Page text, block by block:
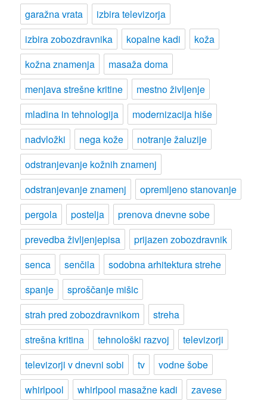
garažna vrata
izbira televizorja
izbira zobozdravnika
kopalne kadi
koža
kožna znamenja
masaža doma
menjava strešne kritine
mestno življenje
mladina in tehnologija
modernizacija hiše
nadvložki
nega kože
notranje žaluzije
odstranjevanje kožnih znamenj
odstranjevanje znamenj
opremljeno stanovanje
pergola
postelja
prenova dnevne sobe
prevedba življenjepisa
prijazen zobozdravnik
senca
senčila
sodobna arhitektura strehe
spanje
sproščanje mišic
strah pred zobozdravnikom
streha
strešna kritina
tehnološki razvoj
televizorji
televizorji v dnevni sobi
tv
vodne šobe
whirlpool
whirlpool masažne kadi
zavese